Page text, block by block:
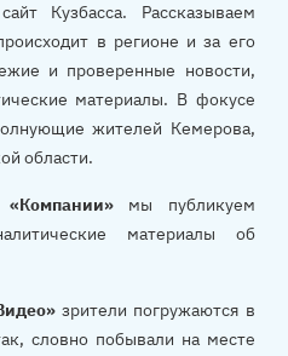
Кузбасса. Рассказываем
в регионе и за его
и проверенные новости,
материалы. В фокусе
жителей Кемерова,
области.
«Компании» мы публикуем
материалы об
зрители погружаются в
словно побывали на месте